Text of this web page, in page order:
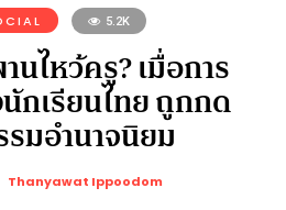
5.2K
นไหว้ครู? เมื่อการ
กเรียนไทย ถูกกด
มอำนาจนิยม
Thanyawat Ippoodom